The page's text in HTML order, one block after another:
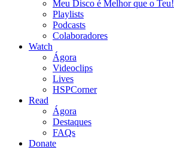
Meu Disco é Melhor que o Teu!
Playlists
Podcasts
Colaboradores
Watch
Ágora
Videoclips
Lives
HSPCorner
Read
Ágora
Destaques
FAQs
Donate